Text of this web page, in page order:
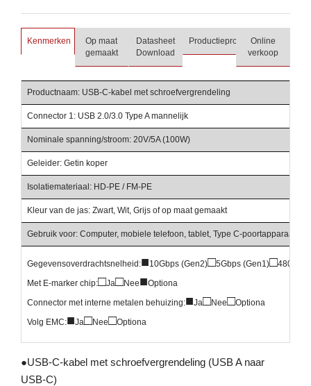
Kenmerken
Op maat
gemaakt
Datasheet
Download
Productieproces Online
verkoop
Productnaam: USB-C-kabel met schroefvergrendeling
Connector 1: USB 2.0/3.0 Type A mannelijk
Nominale spanning/stroom: 20V/5A (100W)
Geleider: Getin koper
Isolatiemateriaal: HD-PE / FM-PE
Kleur van de jas: Zwart, Wit, Grijs of op maat gemaakt
Gebruik voor: Computer, mobiele telefoon, tablet, Type C-poortapparaat,
Gegevensoverdrachtsnelheid:■10Gbps (Gen2)□5Gbps (Gen1)□
Met E-marker chip:□Ja□Nee■Optiona
Connector met interne metalen behuizing:■Ja□Nee□Optiona
Volg EMC:■Ja□Nee□Optiona
●USB-C-kabel met schroefvergrendeling (USB A naar
USB-C)